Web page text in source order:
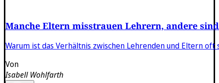
Manche Eltern misstrauen Lehrern, andere
Warum ist das Verhältnis zwischen Lehrenden und Eltern oft
Von
Isabell Wohlfarth